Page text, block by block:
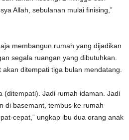
Allah, sebulanan mulai finising,”
membangun rumah yang dijadikan
segala ruangan yang dibutuhkan.
ditempati tiga bulan mendatang.
(ditempati). Jadi rumah idaman. Jadi
di basemant, tembus ke rumah
cepat,” ungkap ibu dua orang anak